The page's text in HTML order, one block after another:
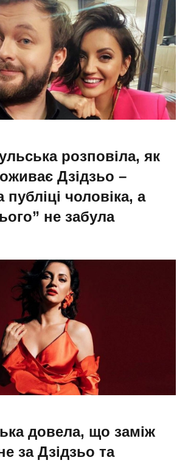
розповіла, як
Дзідзьо –
публіці чоловіка, а
не забула
довела, що заміж
за Дзідзьо та